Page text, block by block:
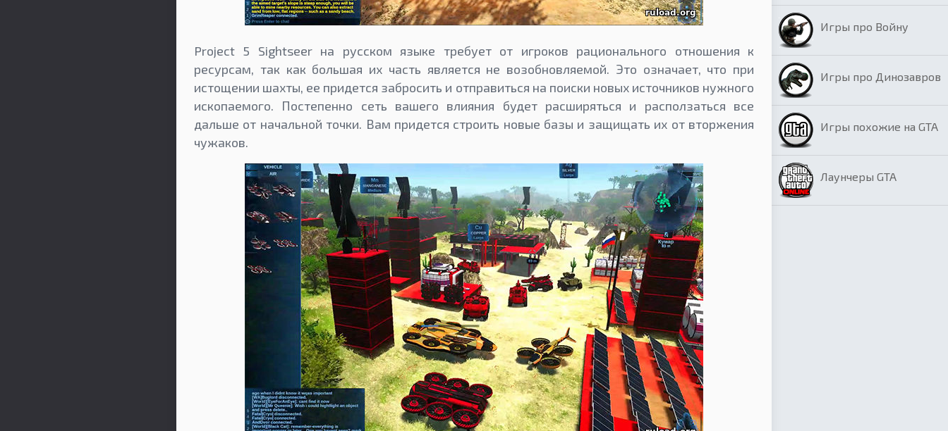
Project 5 Sightseer на русском языке требует от игроков рационального отношения к
ресурсам, так как большая их часть является не возобновляемой. Это означает, что при
истощении шахты, ее придется забросить и отправиться на поиски новых источников нужного
ископаемого. Постепенно сеть вашего влияния будет расширяться и расползаться все
дальше от начальной точки. Вам придется строить новые базы и защищать их от вторжения
чужаков.
Игры про Войну
Игры про Динозавров
Игры похожие на GTA
Лаунчеры GTA